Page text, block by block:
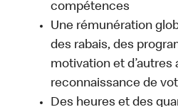
compétences
Une rémunération
des rabais, des
motivation et d’autres
reconnaissance de
Des heures et des